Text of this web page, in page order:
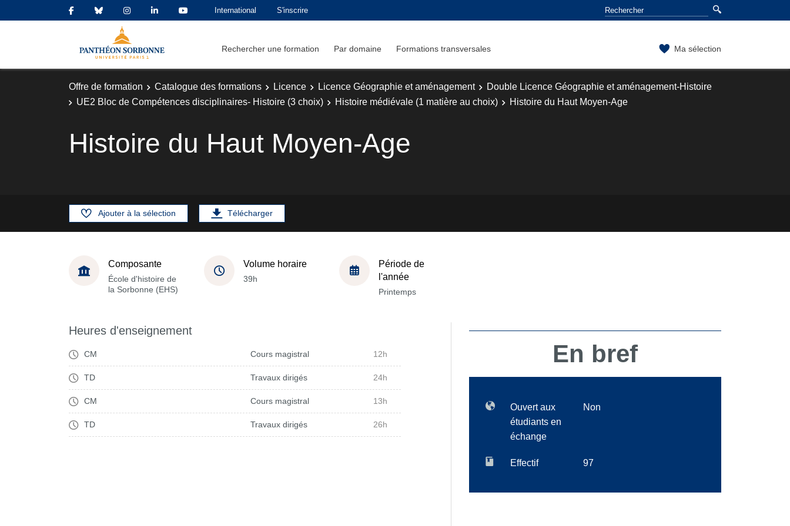
International S'inscrire
Rechercher une formation Par domaine Formations transversales Ma sélection
Offre de formation Catalogue des formations Licence Licence Géographie et aménagement
Double Licence Géographie et aménagement-Histoire
UE2 Bloc de Compétences disciplinaires- Histoire (3 choix)
Histoire médiévale (1 matière au choix) Histoire du Haut Moyen-Age
Histoire du Haut Moyen-Age
Ajouter à la sélection Télécharger
Composante
École d'histoire de
la Sorbonne (EHS)
Volume horaire
39h
Période de
l'année
Printemps
Heures d'enseignement
CM Cours magistral 12h
TD Travaux dirigés 24h
CM Cours magistral 13h
TD Travaux dirigés 26h
En bref
Ouvert aux
étudiants en
échange
Non
Effectif 97